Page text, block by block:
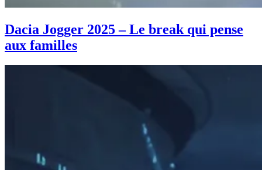
Dacia Jogger 2025 – Le break qui pense
aux familles